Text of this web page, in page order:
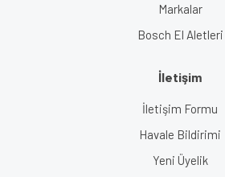
Markalar
Bosch El Aletleri
İletişim
İletişim Formu
Havale Bildirimi
Yeni Üyelik